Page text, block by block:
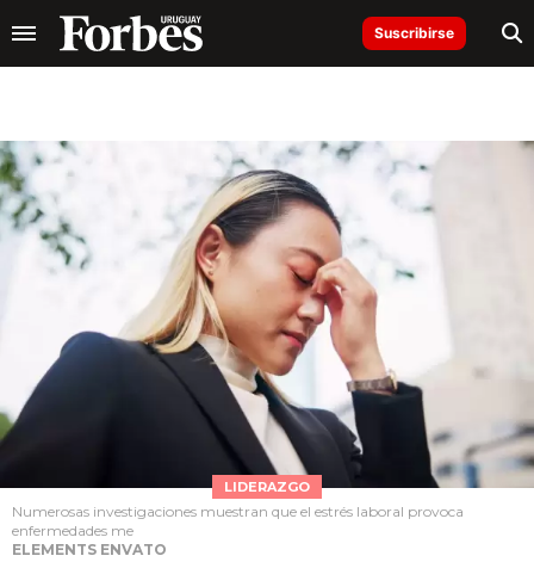
Suscribirse
LIDERAZGO
Numerosas investigaciones muestran que el estrés laboral provoca
enfermedades me
ELEMENTS ENVATO